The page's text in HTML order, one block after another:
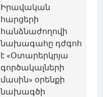
Իրավական
հարցերի
հանձնաժողովի
նախագահը դժգոհ
է «Օտարերկրյա
գործակալների
մասին» օրենքի
նախագծի